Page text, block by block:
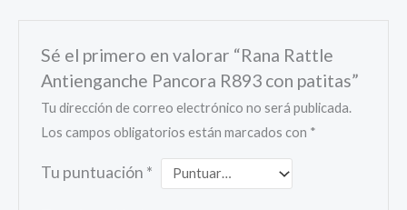
Sé el primero en valorar “Rana Rattle
Antienganche Pancora R893 con patitas”
Tu dirección de correo electrónico no será publicada.
Los campos obligatorios están marcados con *
Tu puntuación *